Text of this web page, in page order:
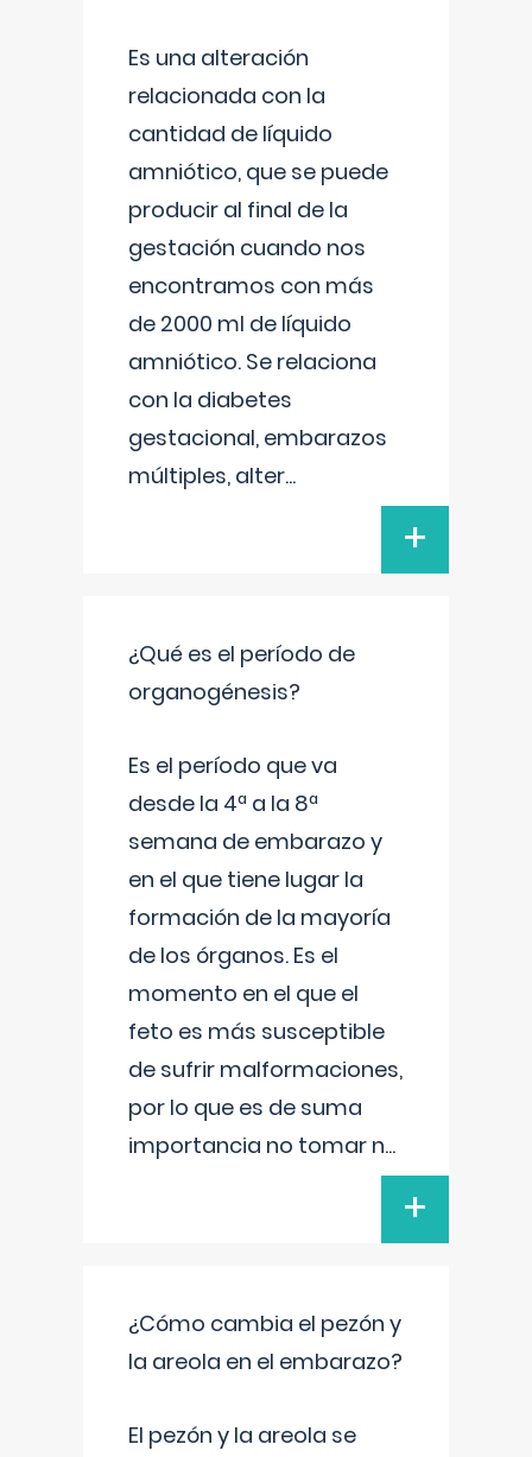
Es una alteración
relacionada con la
cantidad de líquido
amniótico, que se puede
producir al final de la
gestación cuando nos
encontramos con más
de 2000 ml de líquido
amniótico. Se relaciona
con la diabetes
gestacional, embarazos
múltiples, alter...
+
¿Qué es el período de
organogénesis?
Es el período que va
desde la 4ª a la 8ª
semana de embarazo y
en el que tiene lugar la
formación de la mayoría
de los órganos. Es el
momento en el que el
feto es más susceptible
de sufrir malformaciones,
por lo que es de suma
importancia no tomar n...
+
¿Cómo cambia el pezón y
la areola en el embarazo?
El pezón y la areola se